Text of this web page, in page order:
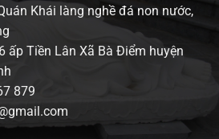
Khái làng nghề đá non nước,
ấp Tiền Lân Xã Bà Điểm huyện
879